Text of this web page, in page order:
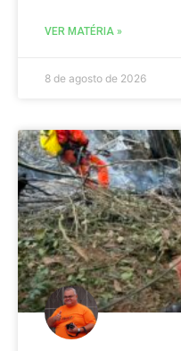
VER MATÉRIA »
8 de agosto de 2026